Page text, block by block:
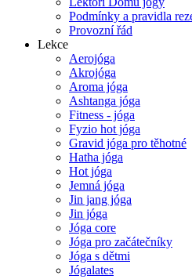
Podmínky a pravidla
Provozní řád
Lekce
Aerojóga
Akrojóga
Aroma jóga
Ashtanga jóga
Fitness - jóga
Fyzio hot jóga
Gravid jóga pro těhotné
Hatha jóga
Hot jóga
Jemná jóga
Jin jang jóga
Jin jóga
Jóga core
Jóga pro začátečníky
Jóga s dětmi
Jógalates